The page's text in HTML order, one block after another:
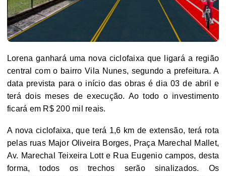
Lorena ganhará uma nova ciclofaixa que ligará a região
central com o bairro Vila Nunes, segundo a prefeitura. A
data prevista para o início das obras é dia 03 de abril e
terá dois meses de execução. Ao todo o investimento
ficará em R$ 200 mil reais.
A nova ciclofaixa, que terá 1,6 km de extensão, terá rota
pelas ruas Major Oliveira Borges, Praça Marechal Mallet,
Av. Marechal Teixeira Lott e Rua Eugenio campos, desta
forma, todos os trechos serão sinalizados. Os